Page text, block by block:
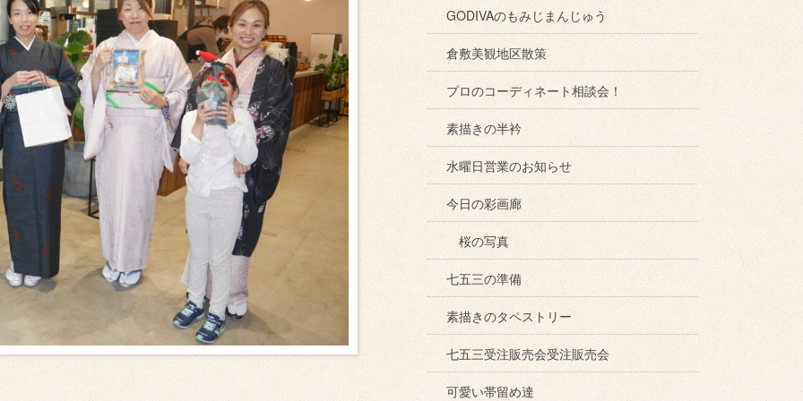
GODIVAのもみじまんじゅう
倉敷美観地区散策
プロのコーディネート相談会！
素描きの半衿
水曜日営業のお知らせ
今日の彩画廊
桜の写真
七五三の準備
素描きのタペストリー
七五三受注販売会受注販売会
可愛い帯留め達